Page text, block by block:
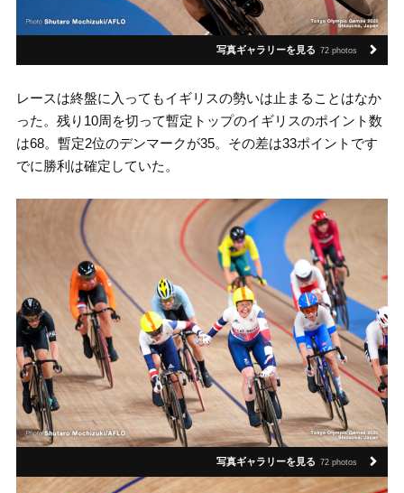
写真ギャラリーを見る 72 photos
レースは終盤に入ってもイギリスの勢いは止まることはなか
った。残り10周を切って暫定トップのイギリスのポイント数
は68。暫定2位のデンマークが35。その差は33ポイントです
でに勝利は確定していた。
写真ギャラリーを見る 72 photos